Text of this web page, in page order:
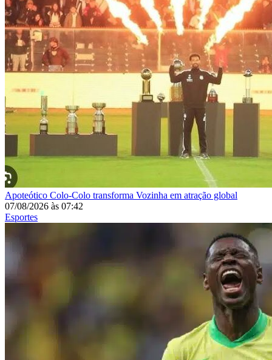
Apoteótico Colo-Colo transforma Vozinha em atração global
07/08/2026 às 07:42
Esportes